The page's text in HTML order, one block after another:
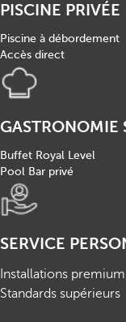
PISCINE PRIVÉE
Piscine à débordement
Accès direct
GASTRONOMIE
Buffet Royal Level
Pool Bar privé
SERVICE
Installations premium
Standards supérieurs